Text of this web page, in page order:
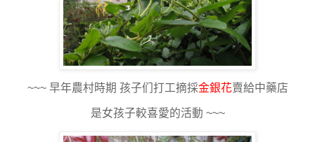
~~~ 早年農村時期 孩子们打工摘採金銀花賣給中藥店
是女孩子較喜愛的活動 ~~~